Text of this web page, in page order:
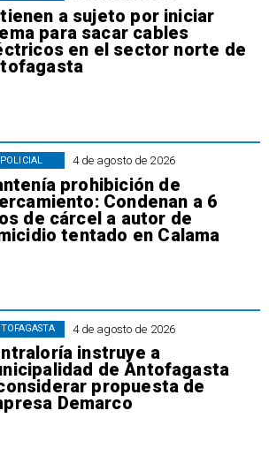
a sujeto por iniciar
para sacar cables
en el sector norte de
4 de agosto de 2026
prohibición de
Condenan a 6
de cárcel a autor de
tentado en Calama
POLICIAL
4 de agosto de 2026
instruye a
de Antofagasta
propuesta de
Demarco